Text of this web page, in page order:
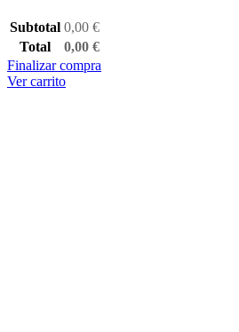
Subtotal 0,00 €
Total
0,00 €
Finalizar compra
Ver carrito